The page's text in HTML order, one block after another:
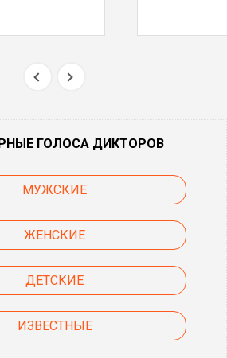
ГОЛОСА ДИКТОРОВ
МУЖСКИЕ
ЖЕНСКИЕ
ДЕТСКИЕ
ИЗВЕСТНЫЕ